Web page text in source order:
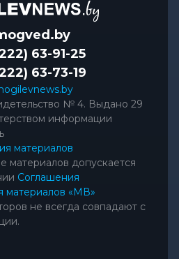
63-91-25
63-73-19
№ 4. Выдано 29
информации
материалов
материалов допускается
Соглашения
материалов «МВ»
не всегда совпадают с